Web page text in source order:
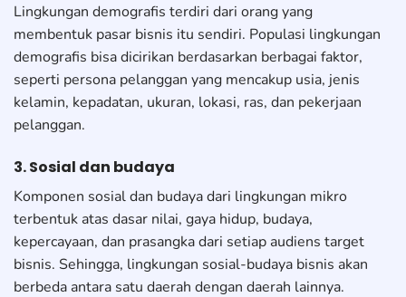
Lingkungan demografis terdiri dari orang yang
membentuk pasar bisnis itu sendiri. Populasi lingkungan
demografis bisa dicirikan berdasarkan berbagai faktor,
seperti persona pelanggan yang mencakup usia, jenis
kelamin, kepadatan, ukuran, lokasi, ras, dan pekerjaan
pelanggan.
3. Sosial dan budaya
Komponen sosial dan budaya dari lingkungan mikro
terbentuk atas dasar nilai, gaya hidup, budaya,
kepercayaan, dan prasangka dari setiap audiens target
bisnis. Sehingga, lingkungan sosial-budaya bisnis akan
berbeda antara satu daerah dengan daerah lainnya.